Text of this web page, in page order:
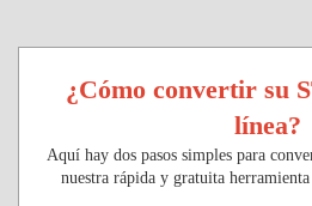
¿Cómo convertir su
línea?
Aquí hay dos pasos simples para
nuestra rápida y gratuita